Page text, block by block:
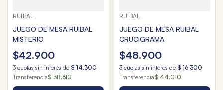
RUIBAL
JUEGO DE MESA RUIBAL
MISTERIO
$42.900
3 cuotas sin interés de $ 14.300
Transferencia$ 38.610
RUIBAL
JUEGO DE MESA RUIBAL
CRUCIGRAMA
$48.900
3 cuotas sin interés de $ 16.300
Transferencia$ 44.010